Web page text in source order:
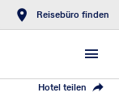
Reisebüro finden
Hotel teilen